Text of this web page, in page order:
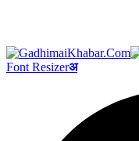
Font Resizerअ